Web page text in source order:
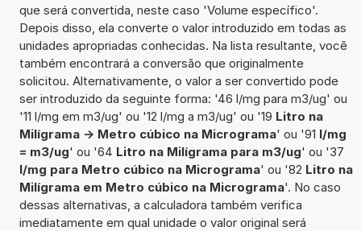
que será convertida, neste caso 'Volume específico'.
Depois disso, ela converte o valor introduzido em todas as
unidades apropriadas conhecidas. Na lista resultante, você
também encontrará a conversão que originalmente
solicitou. Alternativamente, o valor a ser convertido pode
ser introduzido da seguinte forma: '46 l/mg para m3/ug' ou
'11 l/mg em m3/ug' ou '12 l/mg a m3/ug' ou '19 Litro na
Milígrama -> Metro cúbico na Micrograma' ou '91 l/mg
= m3/ug' ou '64 Litro na Milígrama para m3/ug' ou '37
l/mg para Metro cúbico na Micrograma' ou '82 Litro na
Milígrama em Metro cúbico na Micrograma'. No caso
dessas alternativas, a calculadora também verifica
imediatamente em qual unidade o valor original será